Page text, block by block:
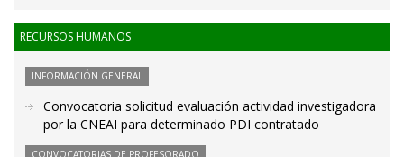
RECURSOS HUMANOS
INFORMACIÓN GENERAL
Convocatoria solicitud evaluación actividad investigadora
por la CNEAI para determinado PDI contratado
CONVOCATORIAS DE PROFESORADO